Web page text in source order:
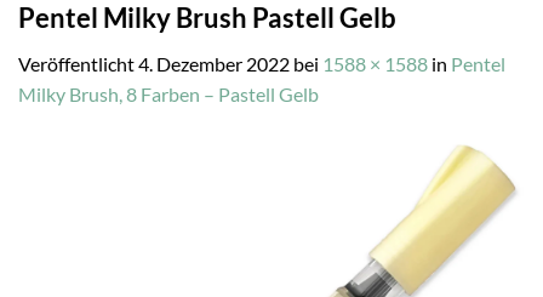
Pentel Milky Brush Pastell Gelb
Veröffentlicht4. Dezember 2022 bei 1588 × 1588 in Pentel
Milky Brush, 8 Farben – Pastell Gelb